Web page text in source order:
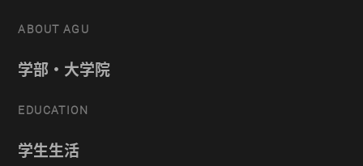
ABOUT AGU
学部・大学院
EDUCATION
学生生活